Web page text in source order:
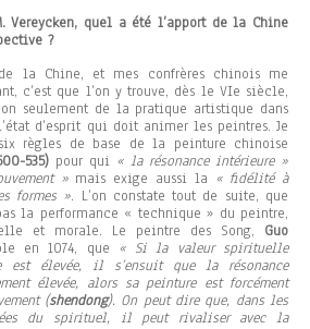
Vereycken, quel a été l’apport de la Chine
?
de la Chine, et mes confrères chinois me
c’est que l’on y trouve, dès le VIe siècle,
seulement de la pratique artistique dans
d’esprit qui doit animer les peintres. Je
règles de base de la peinture chinoise
535) pour qui « la résonance intérieure »
»mais exige aussi la « fidélité à
formes ». L’on constate tout de suite, que
la performance « technique » du peintre,
et morale. Le peintre des Song, Guo
en 1074, que « Si la valeur spirituelle
est élevée, il s’ensuit que la résonance
élevée, alors sa peinture est forcément
(shendong). On peut dire que, dans les
du spirituel, il peut rivaliser avec la